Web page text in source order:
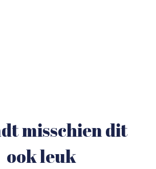
misschien dit
ook leuk